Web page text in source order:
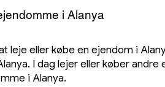
i Alanya
leje eller købe en ejendom i
I dag lejer eller køber
i Alanya.